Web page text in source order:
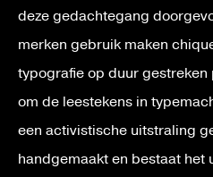
deze gedachtegang
merken gebruik maken
typografie op duur
om de leestekens in
een activistische uitstraling
handgemaakt en bestaat het